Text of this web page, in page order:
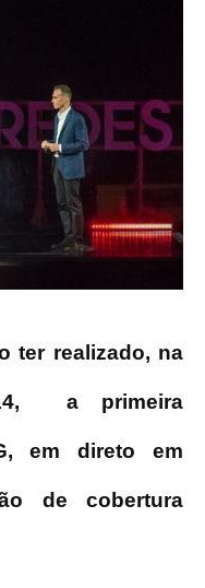
ter realizado, na
a primeira
em direto em
de cobertura